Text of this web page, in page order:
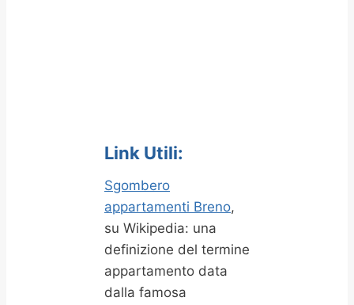
Link Utili:
Sgombero
appartamenti Breno,
su Wikipedia: una
definizione del termine
appartamento data
dalla famosa